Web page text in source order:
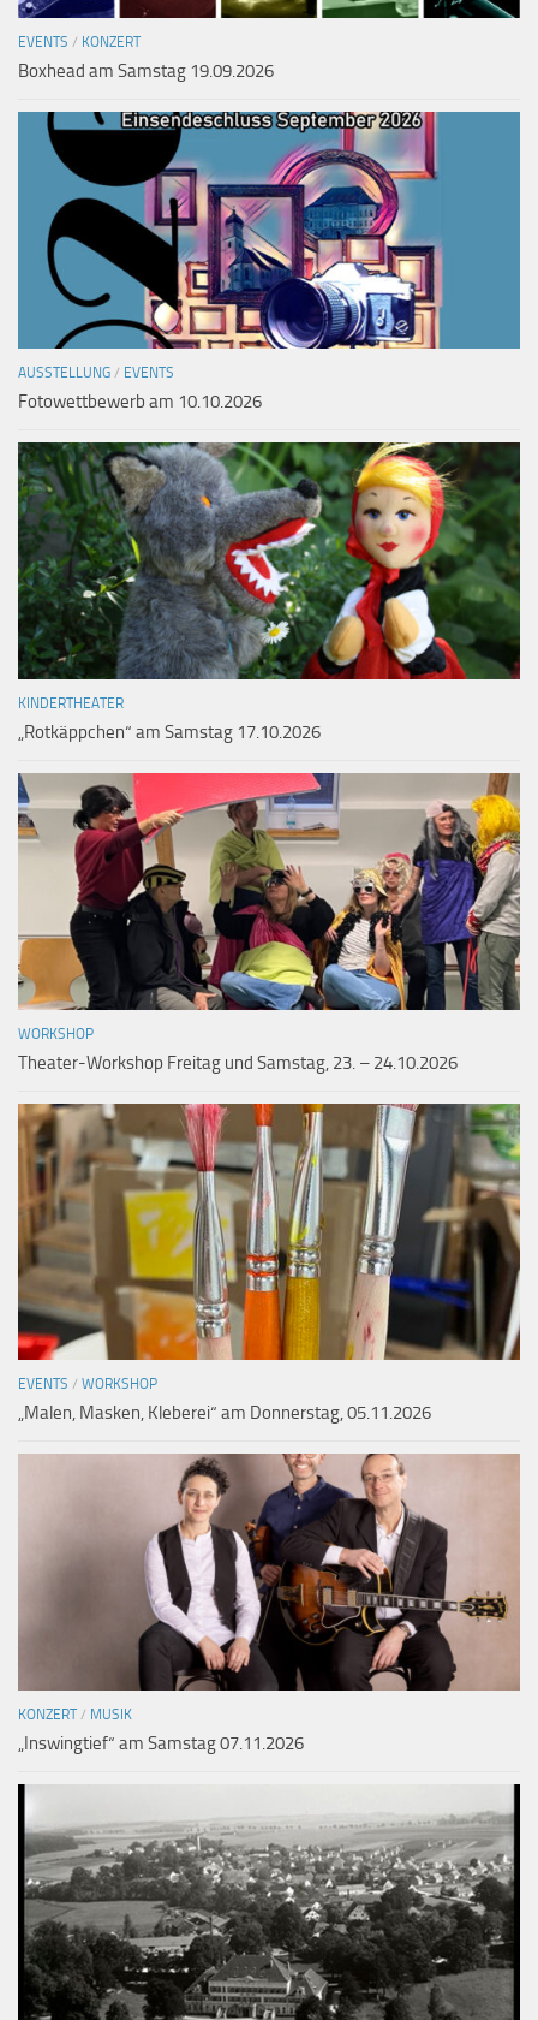
EVENTS / KONZERT
Boxhead am Samstag 19.09.2026
AUSSTELLUNG / EVENTS
Fotowettbewerb am 10.10.2026
KINDERTHEATER
„Rotkäppchen“ am Samstag 17.10.2026
WORKSHOP
Theater-Workshop Freitag und Samstag, 23. – 24.10.2026
EVENTS / WORKSHOP
„Malen, Masken, Kleberei“ am Donnerstag, 05.11.2026
KONZERT/ MUSIK
„Inswingtief“ am Samstag 07.11.2026